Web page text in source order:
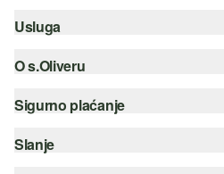
Usluga
Pomoć i česta pitanja
Savjetovanje o veličinama
Odjeća
O s.Oliveru
Newsletter
s.Oliver Group
Sigurno plaćanje
Kreditna kartica
Slanje